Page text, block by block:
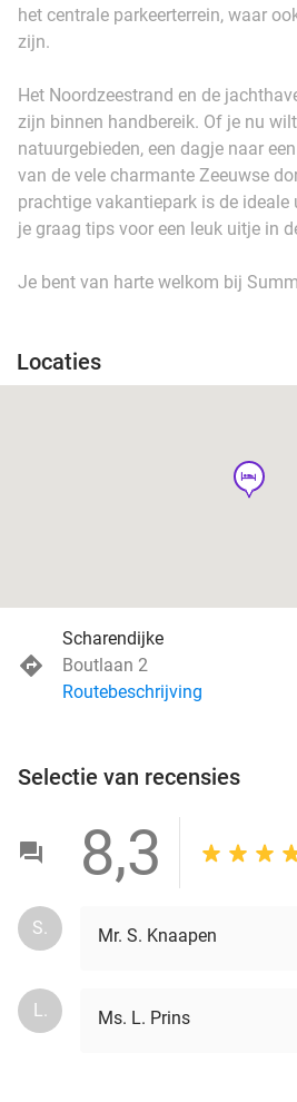
het centrale parkeerterrein, waar
zijn.
Het Noordzeestrand en de
zijn binnen handbereik. Of je nu
natuurgebieden, een dagje naar
van de vele charmante Zeeuwse
prachtige vakantiepark is de ideale
je graag tips voor een leuk uitje in
Je bent van harte welkom bij
Locaties
hotel
Scharendijke
Boutlaan 2
Routebeschrijving
Selectie van recensies
8,3
S. Mr. S. Knaapen
L. Ms. L. Prins